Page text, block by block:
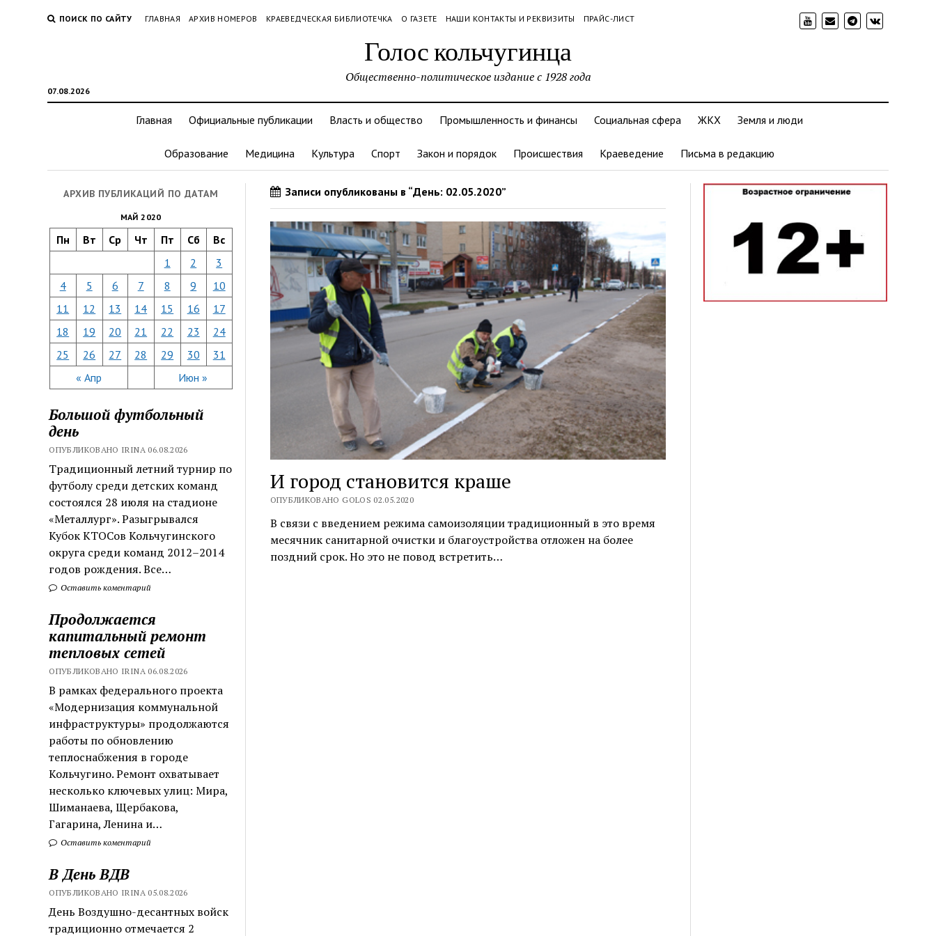
ПОИСК ПО САЙТУ ГЛАВНАЯ АРХИВ НОМЕРОВ КРАЕВЕДЧЕСКАЯ БИБЛИОТЕЧКА О ГАЗЕТЕ НАШИ КОНТАКТЫ И РЕКВИЗИТЫ ПРАЙС-ЛИСТ
Голос кольчугинца
07.08.2026
Общественно-политическое издание с 1928 года
Главная Официальные публикации Власть и общество Промышленность и финансы Социальная сфера ЖКХ Земля и люди
Образование Медицина Культура Спорт Закон и порядок Происшествия Краеведение Письма в редакцию
АРХИВ ПУБЛИКАЦИЙ ПО ДАТАМ
МАЙ 2020
Пн Вт Ср Чт Пт Сб Вс
« Апр Июн »
1 2
3
4
5 6 7 8 9
10
11
12 13 14 15 16
17
18
19 20 21 22 23
24
25
26 27 28 29 30 31
Большой футбольный
день
ОПУБЛИКОВАНО IRINA 06.08.2026
Традиционный летний турнир по
футболу среди детских команд
состоялся 28 июля на стадионе
«Металлург». Разыгрывался
Кубок КТОСов Кольчугинского
округа среди команд 2012–2014
годов рождения. Все…
Оставить коментарий
Продолжается
капитальный ремонт
тепловых сетей
ОПУБЛИКОВАНО IRINA 06.08.2026
В рамках федерального проекта
«Модернизация коммунальной
инфраструктуры» продолжаются
работы по обновлению
теплоснабжения в городе
Кольчугино. Ремонт охватывает
несколько ключевых улиц: Мира,
Шиманаева, Щербакова,
Гагарина, Ленина и…
Оставить коментарий
В День ВДВ
ОПУБЛИКОВАНО IRINA 05.08.2026
День Воздушно-десантных войск
традиционно отмечается 2
Записи опубликованы в “День: 02.05.2020”
И город становится краше
ОПУБЛИКОВАНО GOLOS 02.05.2020
В связи с введением режима самоизоляции традиционный в это время
месячник санитарной очистки и благоустройства отложен на более
поздний срок. Но это не повод встретить…